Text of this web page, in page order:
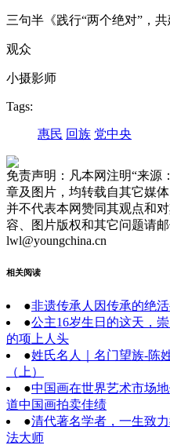
三句半《践行“两个绝对”，共
观众
小摄影师
Tags:
惠民 回族 党中央
免责声明：凡本网注明“来源
章及图片，均转载自其它媒
并不代表本网赞同其观点和
容、图片版权和其它问题请
lwl@youngchina.cn
相关阅读
●非遗传承人因传承的绝
●公主16岁生日的这天，
的项上人头
●姓氏名人｜名门望族-陈
（上）
●中国画在世界艺术市场
道中国画拍卖佳绩
●清代著名学者，一生致
法大师